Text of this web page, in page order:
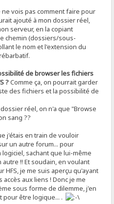
ne vois pas comment faire pour
ajouté à mon dossier réel,
serveur, en la copiant
chemin (dossiers/sous-
le nom et l'extension du
de browser les fichiers
?Comme ça, on pourrait garder
des fichiers et la possibilité de
réel, on n'a que "Browse
sang ??
j'étais en train de vouloir
un autre forum... pour
sachant que lui-même
!! Et soudain, en voulant
HFS, je me suis aperçu qu'ayant
aux liens ! Donc je me
sous forme de dilemme, j'en
pour être logique... .